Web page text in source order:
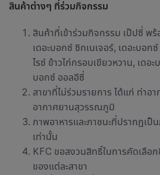
สินค้าต่างๆ ที่ร่วมกิจกรรม
สินค้าที่เข้าร่วมกิจกรรม เป๊ปซี่ พ
เดอะบอกซ์ ซิกเนเจอร์, เดอะบอก
ไรซ์ ข้าวไก่กรอบเขียวหวาน, เดอ
บอกซ์ ออลอีซี่
สาขาที่ไม่ร่วมรายการ ได้แก่ ท่าอ
อากาศยานสุวรรณภูมิ
ภาพอาหารและภาชนะที่ปรากฏเป็
เท่านั้น
KFC ขอสงวนสิทธิ์ในการคัดเลือ
ของแต่ละสาขา